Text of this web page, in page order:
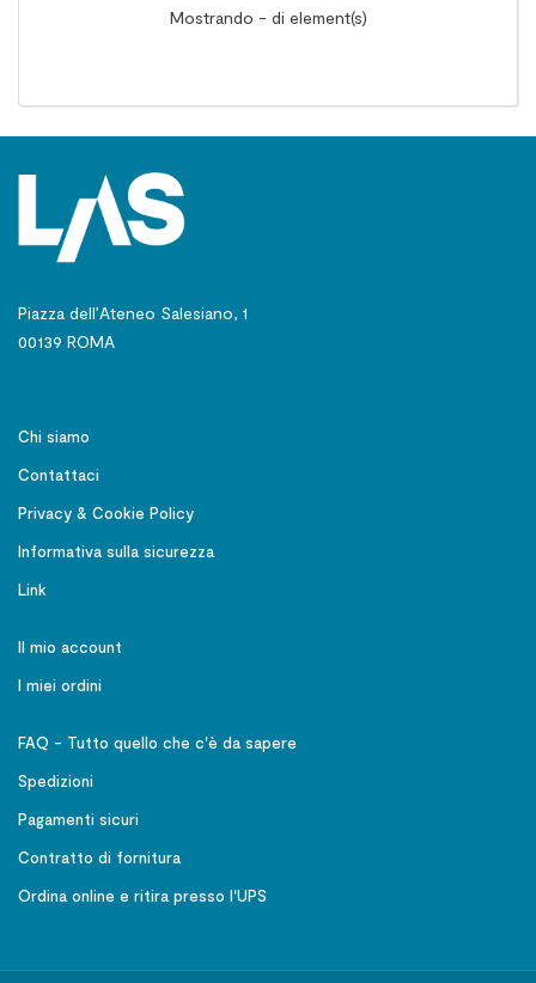
Mostrando - di element(s)
Piazza dell’Ateneo Salesiano, 1
00139 ROMA
Chi siamo
Contattaci
Privacy & Cookie Policy
Informativa sulla sicurezza
Link
Il mio account
I miei ordini
FAQ - Tutto quello che c'è da sapere
Spedizioni
Pagamenti sicuri
Contratto di fornitura
Ordina online e ritira presso l'UPS